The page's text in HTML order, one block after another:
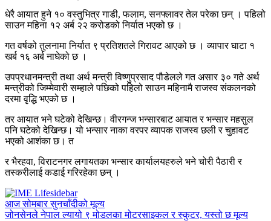
धेरै आयात हुने १० वस्तुभित्र गाडी, फलाम, सनफ्लावर तेल परेका छन् । पहिलो
साउन महिना १२ अर्ब २२ करोडको निर्यात भएको छ ।
गत वर्षको तुलनामा निर्यात ९ प्रतिशतले गिरावट आएको छ । व्यापार घाटा १
खर्ब १६ अर्ब नाघेको छ ।
उपप्रधानमन्त्री तथा अर्थ मन्त्री विष्णुप्रसाद पौडेलले गत असार ३० गते अर्थ
मन्त्रीको जिम्मेवारी सम्हाले पछिको पहिलो साउन महिनामै राजस्व संकलनको
दरमा वृद्धि भएको छ ।
तर आयात भने घटेको देखिन्छ। वीरगन्ज भन्सारबाट आयात र भन्सार महसुल
पनि घटेको देखिन्छ। यो भन्सार नाका वरपर व्यापक राजस्व छली र चुहावट
भएको आशंका छ। त
र भैरहवा, विराटनगर लगायतका भन्सार कार्यालयहरुले भने चोरी पैठारी र
तस्करीलाई कडाई गरिरहेका छन् ।
आज सोमबार सुनचाँदीको मूल्य
जोनसेनले नेपाल ल्यायो ९ मोडलका मोटरसाइकल र स्कुटर, यस्तो छ मूल्य